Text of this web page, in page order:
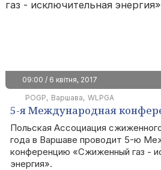
09:00 / 6 квітня, 2017
POGP
Варшава WLPGA
5-я Международная
«Сжиженный газ -
Польская Ассоциация
года в Варшаве проводит 5-ю
конференцию «Сжиженный газ -
энергия».